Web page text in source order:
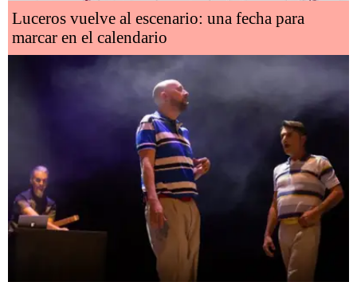
Luceros vuelve al escenario: una fecha para
marcar en el calendario